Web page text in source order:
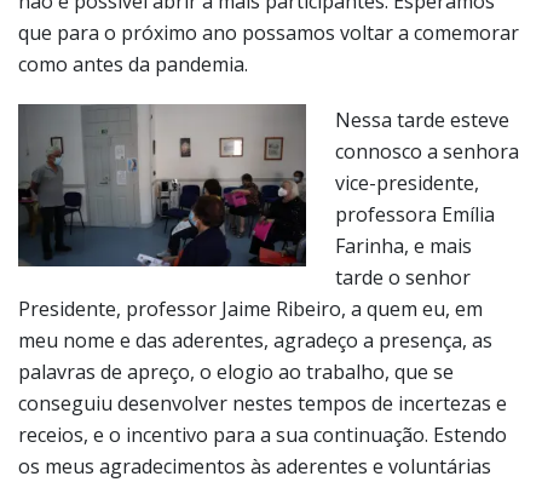
que para o próximo ano possamos voltar a comemorar
como antes da pandemia.
Nessa tarde esteve
connosco a senhora
vice-presidente,
professora Emília
Farinha, e mais
tarde o senhor
Presidente, professor Jaime Ribeiro, a quem eu, em
meu nome e das aderentes, agradeço a presença, as
palavras de apreço, o elogio ao trabalho, que se
conseguiu desenvolver nestes tempos de incertezas e
receios, e o incentivo para a sua continuação. Estendo
os meus agradecimentos às aderentes e voluntárias